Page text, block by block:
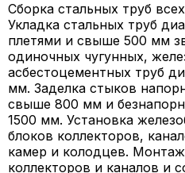
Сборка стальных труб
Укладка стальных труб
плетями и свыше 500 мм
одиночных чугунных,
асбестоцементных труб
мм. Заделка стыков
свыше 800 мм и
1500 мм. Установка
блоков коллекторов,
камер и колодцев.
коллекторов и каналов и